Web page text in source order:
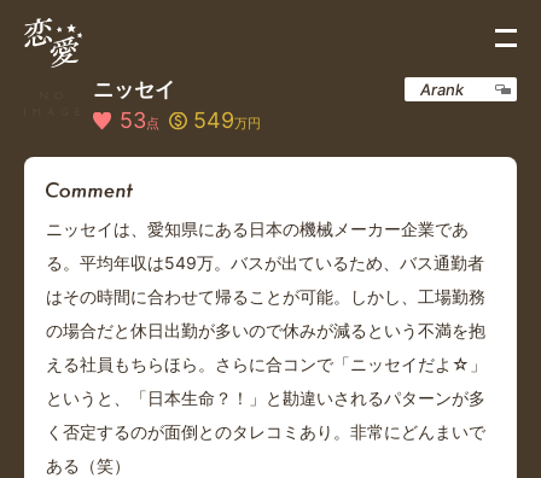
ニッセイ
53点 549万円
Arank
ニッセイは、愛知県にある日本の機械メーカー企業であ
る。平均年収は549万。バスが出ているため、バス通勤者
はその時間に合わせて帰ることが可能。しかし、工場勤務
の場合だと休日出勤が多いので休みが減るという不満を抱
える社員もちらほら。さらに合コンで「ニッセイだよ☆」
というと、「日本生命？！」と勘違いされるパターンが多
く否定するのが面倒とのタレコミあり。非常にどんまいで
ある（笑）